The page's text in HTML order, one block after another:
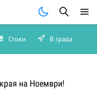
Стоки В града
на Ноември!